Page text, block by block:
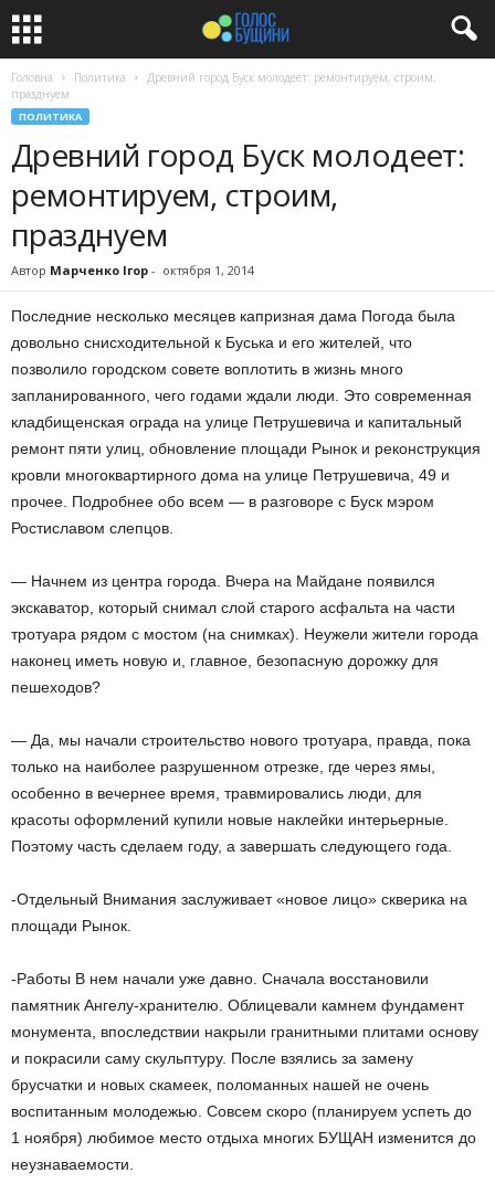
Головна Политика
Древний город Буск молодеет: ремонтируем, строим,
празднуем
ПОЛИТИКА
Древний город Буск молодеет:
ремонтируем, строим,
празднуем
Автор Марченко Ігор - октября 1, 2014
Последние несколько месяцев капризная дама Погода была
довольно снисходительной к Буська и его жителей, что
позволило городском совете воплотить в жизнь много
запланированного, чего годами ждали люди. Это современная
кладбищенская ограда на улице Петрушевича и капитальный
ремонт пяти улиц, обновление площади Рынок и реконструкция
кровли многоквартирного дома на улице Петрушевича, 49 и
прочее. Подробнее обо всем — в разговоре с Буск мэром
Ростиславом слепцов.
— Начнем из центра города. Вчера на Майдане появился
экскаватор, который снимал слой старого асфальта на части
тротуара рядом с мостом (на снимках). Неужели жители города
наконец иметь новую и, главное, безопасную дорожку для
пешеходов?
— Да, мы начали строительство нового тротуара, правда, пока
только на наиболее разрушенном отрезке, где через ямы,
особенно в вечернее время, травмировались люди, для
красоты оформлений купили новые наклейки интерьерные.
Поэтому часть сделаем году, а завершать следующего года.
-Отдельный Внимания заслуживает «новое лицо» скверика на
площади Рынок.
-Работы В нем начали уже давно. Сначала восстановили
памятник Ангелу-хранителю. Облицевали камнем фундамент
монумента, впоследствии накрыли гранитными плитами основу
и покрасили саму скульптуру. После взялись за замену
брусчатки и новых скамеек, поломанных нашей не очень
воспитанным молодежью. Совсем скоро (планируем успеть до
1 ноября) любимое место отдыха многих БУЩАН изменится до
неузнаваемости.